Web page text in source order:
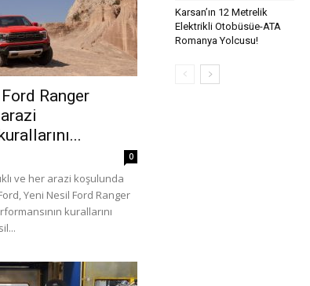
Ranger
0
ve her arazi koşulunda
Yeni Nesil Ford Ranger
kurallarını
Karsan’ın 12 Metrelik
Elektrikli Otobüsüe-ATA
Romanya Yolcusu!